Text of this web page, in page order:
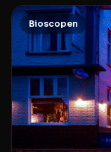
Bioscopen